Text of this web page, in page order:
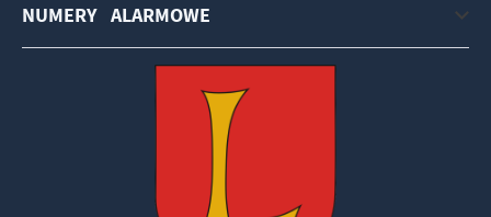
NUMERY ALARMOWE